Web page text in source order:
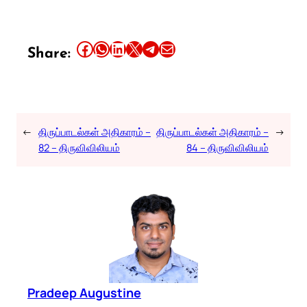
Share: Share this article on Facebook Share this article on WhatsApp Share this article on LinkedIn Share this article on X Share this article on TelegramEmail this Article
← திருப்பாடல்கள் அதிகாரம் –
82 – திருவிவிலியம்
திருப்பாடல்கள் அதிகாரம் –
84 – திருவிவிலியம்
→
Pradeep Augustine